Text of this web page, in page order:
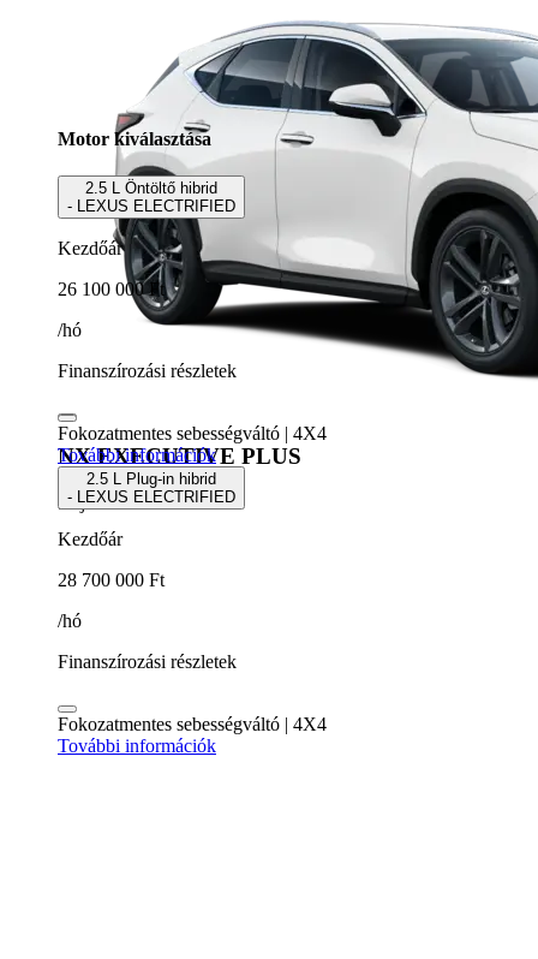
NX EXECUTIVE PLUS
5 ajtós SUV
Motor kiválasztása
2.5 L Öntöltő hibrid
- LEXUS ELECTRIFIED
Kezdőár
26 100 000 Ft
/hó
Finanszírozási részletek
Fokozatmentes sebességváltó | 4X4
További információk
2.5 L Plug-in hibrid
- LEXUS ELECTRIFIED
Kezdőár
28 700 000 Ft
/hó
Finanszírozási részletek
Fokozatmentes sebességváltó | 4X4
További információk